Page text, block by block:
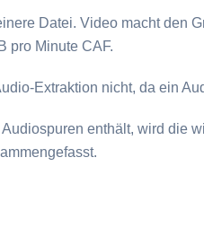
Datei. Video macht den
pro Minute ⁦CAF⁩.
Extraktion nicht, da ein
enthält, wird die